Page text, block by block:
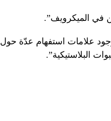
في الميكرويف”.
علامات استفهام عدّة حول
البلاستيكية”.